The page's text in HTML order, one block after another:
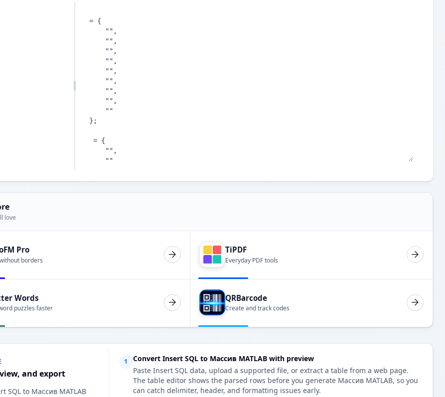
love
Pro
borders
TiPDF
Everyday PDF tools
Words
puzzles faster
QRBarcode
Create and track codes
and export
SQL to Массив MATLAB
1
Convert Insert SQL to Массив MATLAB with preview
Paste Insert SQL data, upload a supported file, or extract a table from a web page.
The table editor shows the parsed rows before you generate Массив MATLAB, so you
can catch delimiter, header, and formatting issues early.